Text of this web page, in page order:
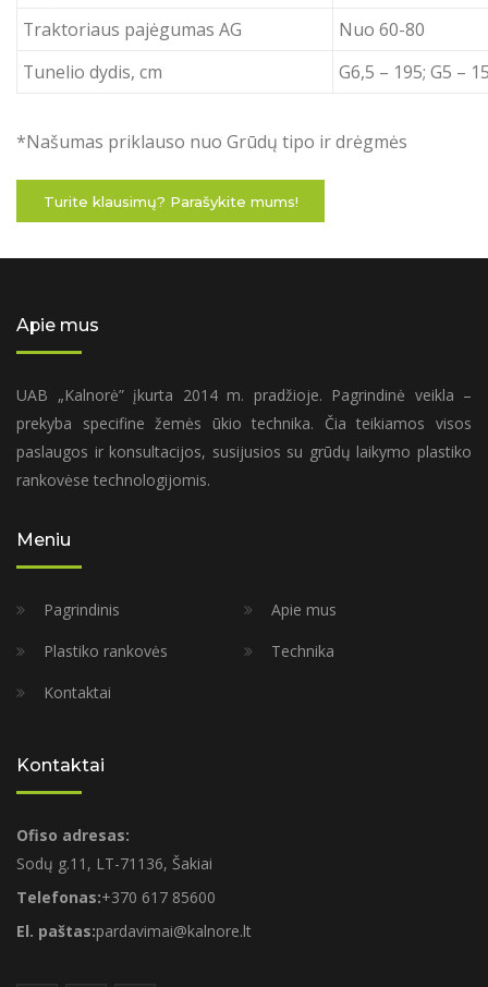
Traktoriaus pajėgumas AG
Nuo 60-80
Tunelio dydis, cm
G6,5 – 195; G5 –
*Našumas priklauso nuo Grūdų tipo ir drėgmės
Turite klausimų? Parašykite mums!
Apie mus
UAB „Kalnorė” įkurta 2014 m. pradžioje. Pagrindinė veikla –
prekyba specifine žemės ūkio technika. Čia teikiamos visos
paslaugos ir konsultacijos, susijusios su grūdų laikymo plastiko
rankovėse technologijomis.
Meniu
Pagrindinis
Apie mus
Plastiko rankovės
Technika
Kontaktai
Kontaktai
Ofiso adresas:
Sodų g.11, LT-71136, Šakiai
Telefonas:+370 617 85600
El. paštas:pardavimai@kalnore.lt